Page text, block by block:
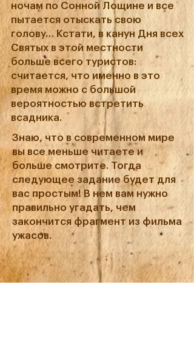
ночам по Сонной Лощине и все
пытается отыскать свою
голову… Кстати, в канун Дня всех
Святых в этой местности
больше всего туристов:
считается, что именно в это
время можно с большой
вероятностью встретить
всадника.
Знаю, что в современном мире
вы все меньше читаете и
больше смотрите. Тогда
следующее задание будет для
вас простым! В нем вам нужно
правильно угадать, чем
закончится фрагмент из фильма
ужасов.